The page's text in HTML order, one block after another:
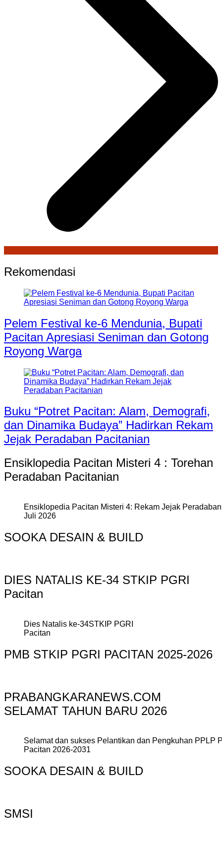
Rekomendasi
Pelem Festival ke-6 Mendunia, Bupati
Pacitan Apresiasi Seniman dan Gotong
Royong Warga
Buku “Potret Pacitan: Alam, Demografi,
dan Dinamika Budaya” Hadirkan Rekam
Jejak Peradaban Pacitanian
Ensiklopedia Pacitan Misteri 4 : Torehan
Peradaban Pacitanian
Ensiklopedia Pacitan Misteri 4: Rekam Jejak
Juli 2026
SOOKA DESAIN & BUILD
DIES NATALIS KE-34 STKIP PGRI
Pacitan
Dies Natalis ke-34STKIP PGRI
Pacitan
PMB STKIP PGRI PACITAN 2025-2026
PRABANGKARANEWS.COM
SELAMAT TAHUN BARU 2026
Selamat dan sukses Pelantikan dan Pengkuhan PPLP
Pacitan 2026-2031
SOOKA DESAIN & BUILD
SMSI